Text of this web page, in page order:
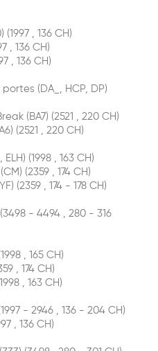
, 136 CH)
, 136 CH)
, 136 CH)
(DA_, HCP, DP)
(BA7) (2521 , 220 CH)
(2521 , 220 CH)
(1998 , 163 CH)
(2359 , 174 CH)
(2359 , 174 - 178 CH)
- 4494 , 280 - 316
, 165 CH)
, 174 CH)
, 163 CH)
- 2946 , 136 - 204 CH)
, 136 CH)